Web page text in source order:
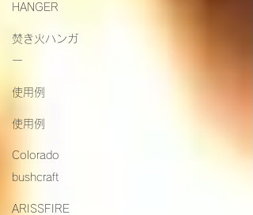
HANGER
焚き火ハンガ
ー
使用例
使用例
Colorado
bushcraft
ARISSFIRE